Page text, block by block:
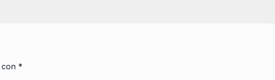
con *